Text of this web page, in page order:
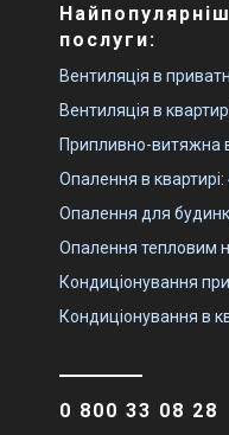
послуги:
Вентиляція в
Вентиляція в
Припливно-витяжна
Опалення в квартирі:
Опалення для
Опалення тепловим
Кондиціонування
Кондиціонування в
0 800 33 08 28